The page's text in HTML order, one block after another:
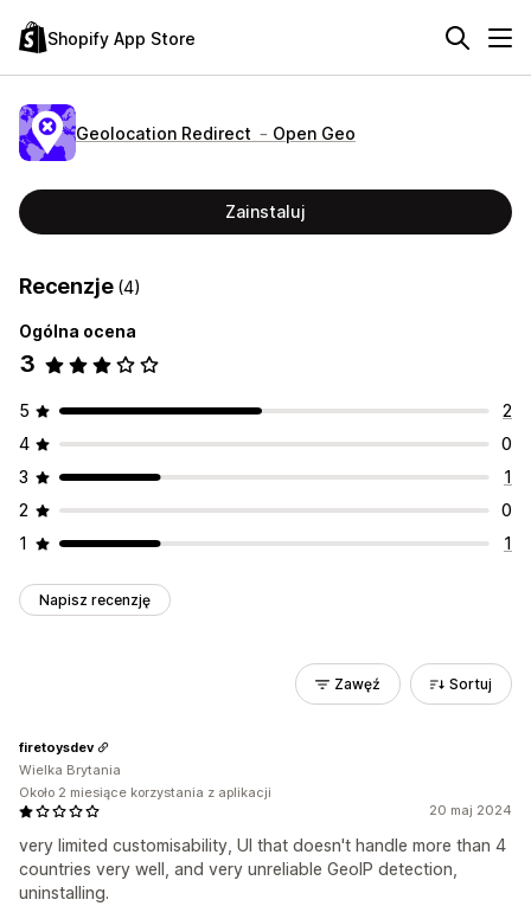
Shopify App Store
Geolocation Redirect ﹣Open Geo
Zainstaluj
Recenzje (4)
Ogólna ocena
3
5
2
4
0
3
1
2
0
1
1
Napisz recenzję
Zawęź Sortuj
20 maj 2024
very limited customisability, UI that doesn't handle more than 4
countries very well, and very unreliable GeoIP detection,
uninstalling.
firetoysdev
Wielka Brytania
Około 2 miesiące korzystania z aplikacji